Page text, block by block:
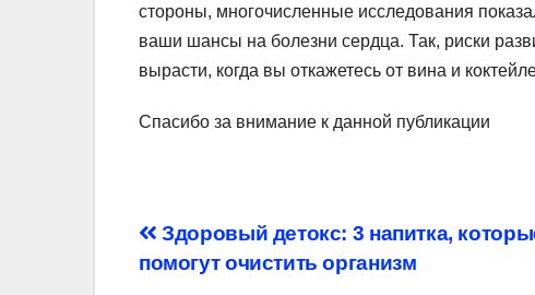
стороны, многочисленные исследования
ваши шансы на болезни сердца. Так, риски
вырасти, когда вы откажетесь от вина и
Спасибо за внимание к данной публикации
Навигация
Здоровый детокс: 3 напитка,
помогут очистить организм